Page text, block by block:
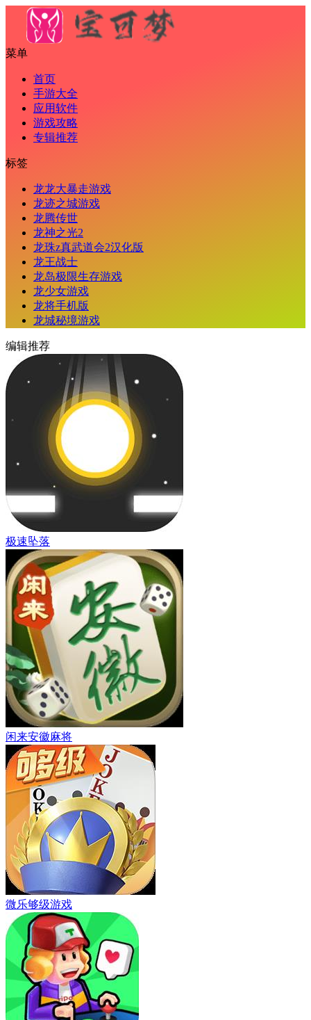
菜单
首页
手游大全
应用软件
游戏攻略
专辑推荐
标签
龙龙大暴走游戏
龙迹之城游戏
龙腾传世
龙神之光2
龙珠z真武道会2汉化版
龙王战士
龙岛极限生存游戏
龙少女游戏
龙将手机版
龙城秘境游戏
编辑推荐
极速坠落
闲来安徽麻将
微乐够级游戏